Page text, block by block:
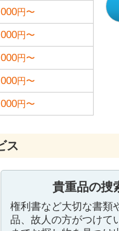
円〜
円〜
円〜
円〜
円〜
ス
貴重品の捜
権利書など大切な書類
品、故人の方がつけて